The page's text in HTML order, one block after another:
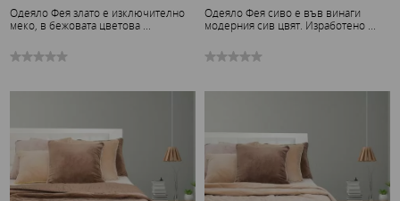
Одеяло Фея злато е изключително
меко, в бежовата цветова ...
Одеяло Фея сиво е във винаги
модерния сив цвят. Изработено ...